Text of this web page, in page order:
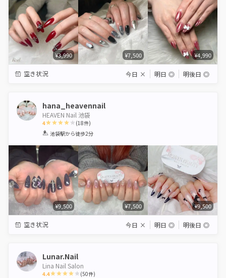
¥3,990 ¥7,500 ¥4,990
空き状況 今日 × 明日 ◎ 明後日 ◎
hana_heavennail
HEAVEN Nail 池袋
4
1 2 3 4 5
(18件)
池袋駅から徒歩2分
¥9,500 ¥7,500 ¥9,500
空き状況 今日 × 明日 ◎ 明後日 ◎
Lunar.Nail
Lina Nail Salon
4.4 (50件)